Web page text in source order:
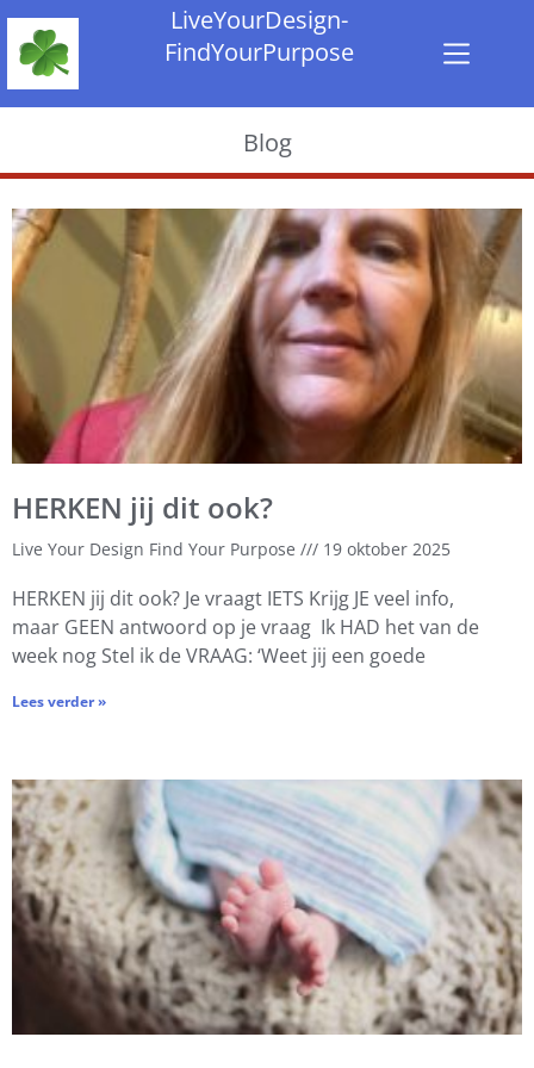
LiveYourDesign-
FindYourPurpose
Blog
HERKEN jij dit ook?
Live Your Design Find Your Purpose 19 oktober 2025
HERKEN jij dit ook? Je vraagt IETS Krijg JE veel info,
maar GEEN antwoord op je vraag Ik HAD het van de
week nog Stel ik de VRAAG: ‘Weet jij een goede
Lees verder »